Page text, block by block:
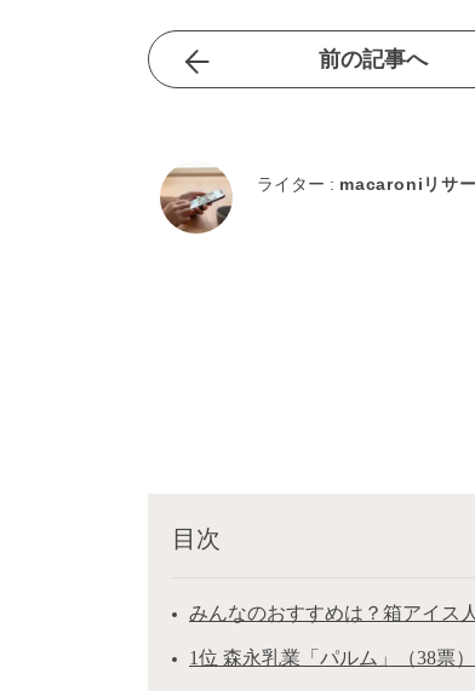
前の記事へ
ライター : macaroniリサ
目次
みんなのおすすめは？箱アイス
1位 森永乳業「パルム」（38票）